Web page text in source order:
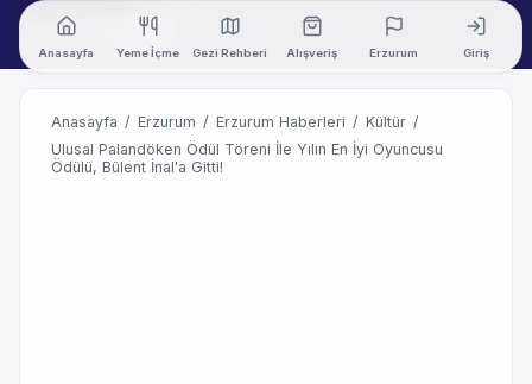
Anasayfa Yeme İçme Gezi Rehberi Alışveriş Erzurum Giriş
Anasayfa / Erzurum / Erzurum Haberleri / Kültür /
Ulusal Palandöken Ödül Töreni İle Yılın En İyi Oyuncusu
Ödülü, Bülent İnal'a Gitti!